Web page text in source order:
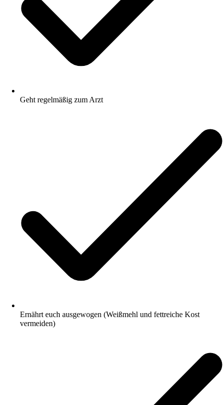
Geht regelmäßig zum Arzt
Ernährt euch ausgewogen (Weißmehl und fettreiche Kost
vermeiden)